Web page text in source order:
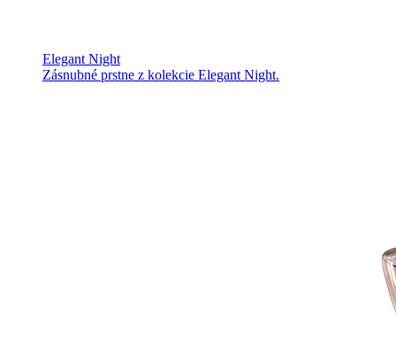
Elegant Night
Zásnubné prstne z kolekcie Elegant Night.